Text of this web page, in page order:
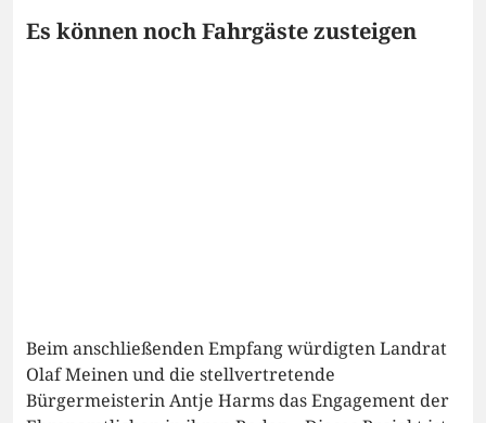
Es können noch Fahrgäste zusteigen
Beim anschließenden Empfang würdigten Landrat
Olaf Meinen und die stellvertretende
Bürgermeisterin Antje Harms das Engagement der